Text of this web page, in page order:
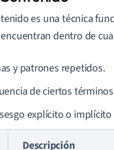
es una técnica
dentro de
y patrones repetidos.
de ciertos
explícito o
Descripción